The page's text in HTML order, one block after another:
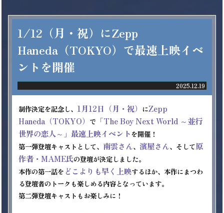
1/12（月・祝）にZepp
Haneda（TOKYO）で最速上映イベ
ントを開催
2025.12.19
制作決定を記念し、 1月12日（月・祝） にZepp
Haneda（TOKYO） で 「The Boy Next World ～並行
世界の恋人～」最速上映イベント を開催！
第一弾登壇キャストとして、 南雲さん、濱屋さん、そして原
作者・MAME氏の登壇が決定しました。
本作の第一話を どこよりも早く上映するほか、本作にまつわ
る登壇者のトークも楽しめる内容となっています。
第二弾登壇キャストもお楽しみに！